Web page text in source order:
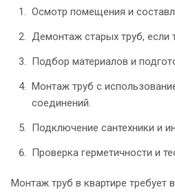
Осмотр помещения и
Демонтаж старых труб, если
Подбор материалов и
Монтаж труб с
соединений.
Подключение сантехники и
Проверка герметичности и
Монтаж труб в квартире требует